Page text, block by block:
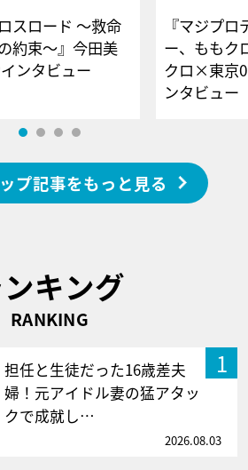
ロスロード ～救命
約束～』今田美
インタビュー
『マジプロ
ー、ももク
クロ×東京
ンタビュー
プ記事をもっと見る
キング
RANKING
1
担任と生徒だった16歳差夫
婦！元アイドル妻の猛アタッ
クで成就し…
2026.08.03